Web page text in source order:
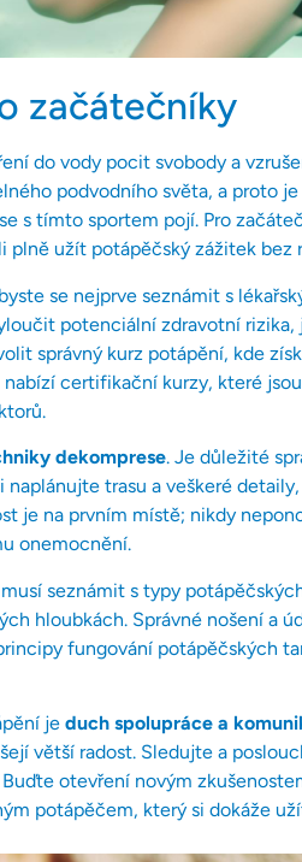
začátečníky
do vody pocit svobody a
podvodního světa, a proto
s tímto sportem pojí. Pro
užít potápěčský zážitek bez
se nejprve seznámit s
potenciální zdravotní rizika,
správný kurz potápění, kde
certifikační kurzy, které
dekomprese. Je důležité
trasu a veškeré
je na prvním místě; nikdy
onemocnění.
seznámit s typy
hloubkách. Správné nošení a
fungování potápěčských
je duch spolupráce a
větší radost. Sledujte a
otevření novým
potápěčem, který si dokáže